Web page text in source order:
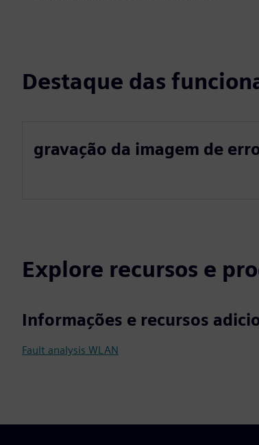
Destaque das
gravação da imagem de
Explore recursos e
Informações e recursos
Fault analysis WLAN